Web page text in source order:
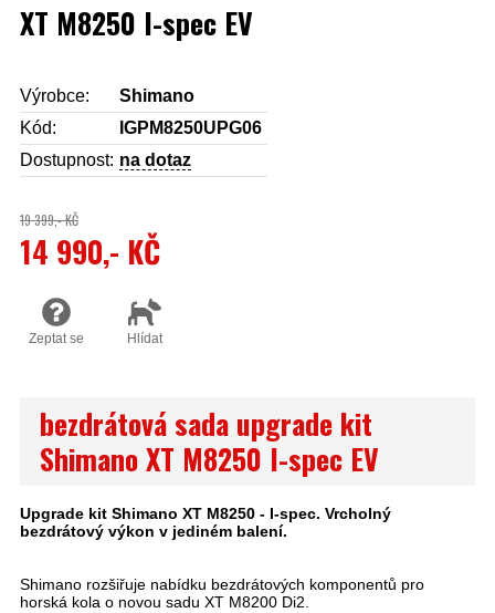
XT M8250 I-spec EV
Výrobce:
Shimano
Kód:
IGPM8250UPG06
Dostupnost: na dotaz
19 399,- KČ
14 990,- KČ
Zeptat se Hlídat
bezdrátová sada upgrade kit
Shimano XT M8250 I-spec EV
Upgrade kit Shimano XT M8250 - I-spec. Vrcholný
bezdrátový výkon v jediném balení.
Shimano rozšiřuje nabídku bezdrátových komponentů pro
horská kola o novou sadu XT M8200 Di2.